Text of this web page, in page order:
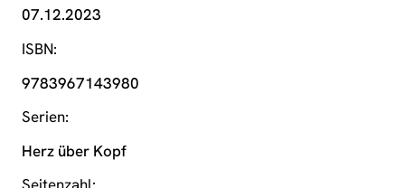
07.12.2023
ISBN
9783967143980
Serien
Herz über Kopf